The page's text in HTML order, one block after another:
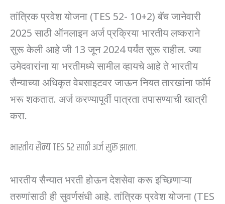
तांत्रिक प्रवेश योजना (TES 52- 10+2) बॅच जानेवारी
2025 साठी ऑनलाइन अर्ज प्रक्रिया भारतीय लष्कराने
सुरू केली आहे जी 13 जून 2024 पर्यंत सुरू राहील. ज्या
उमेदवारांना या भरतीमध्ये सामील व्हायचे आहे ते भारतीय
सैन्याच्या अधिकृत वेबसाइटवर जाऊन नियत तारखांना फॉर्म
भरू शकतात. अर्ज करण्यापूर्वी पात्रता तपासण्याची खात्री
करा.
भारतीय सैन्य TES 52 साठी अर्ज सुरू झाला.
भारतीय सैन्यात भरती होऊन देशसेवा करू इच्छिणाऱ्या
तरुणांसाठी ही सुवर्णसंधी आहे. तांत्रिक प्रवेश योजना (TES